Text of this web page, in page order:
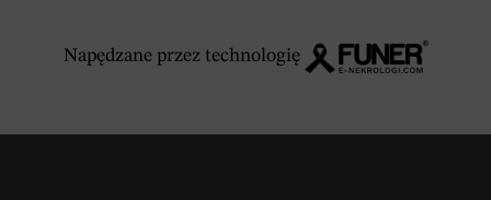
Napędzane przez technologię